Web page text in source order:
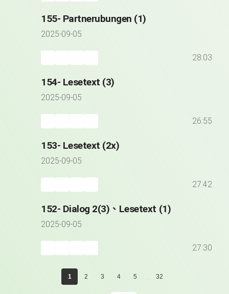
155- Partnerubungen (1)
2025-09-05
28:03
154- Lesetext (3)
2025-09-05
26:55
153- Lesetext (2x)
2025-09-05
27:42
152- Dialog 2(3)、Lesetext (1)
2025-09-05
27:30
1 2 3 4 5 ... 32